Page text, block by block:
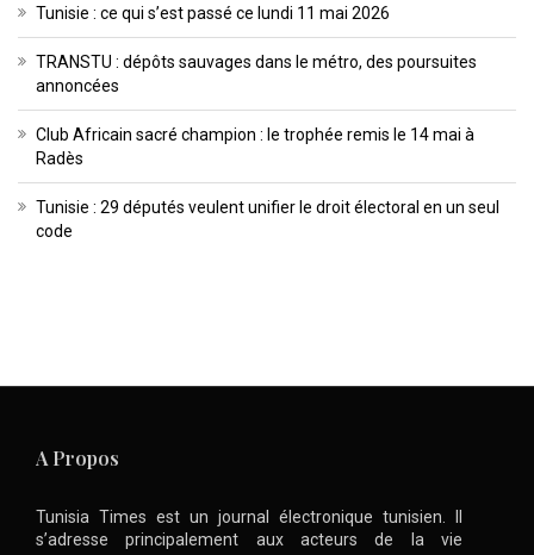
Tunisie : ce qui s’est passé ce lundi 11 mai 2026
TRANSTU : dépôts sauvages dans le métro, des poursuites
annoncées
Club Africain sacré champion : le trophée remis le 14 mai à
Radès
Tunisie : 29 députés veulent unifier le droit électoral en un seul
code
A Propos
Tunisia Times est un journal électronique tunisien. Il
s’adresse principalement aux acteurs de la vie